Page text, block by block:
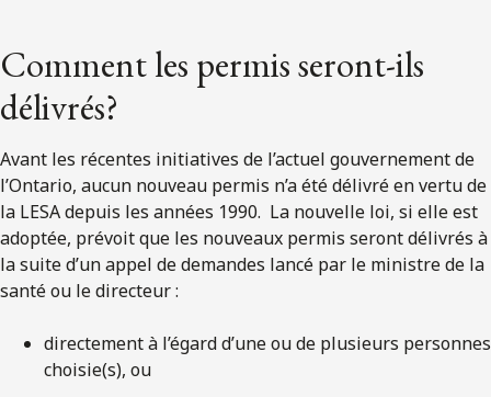
Comment les permis seront-ils
délivrés?
Avant les récentes initiatives de l’actuel gouvernement de
l’Ontario, aucun nouveau permis n’a été délivré en vertu de
la LESA depuis les années 1990. La nouvelle loi, si elle est
adoptée, prévoit que les nouveaux permis seront délivrés à
la suite d’un appel de demandes lancé par le ministre de la
santé ou le directeur :
directement à l’égard d’une ou de plusieurs personnes
choisie(s), ou